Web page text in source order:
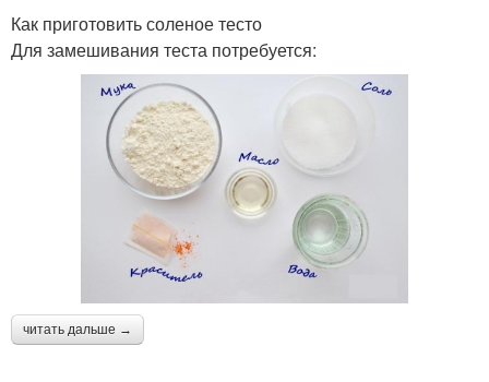
Как приготовить соленое тесто
Для замешивания теста потребуется:
читать дальше →